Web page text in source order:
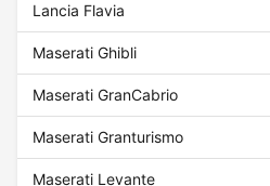
Lancia Flavia
Maserati Ghibli
Maserati GranCabrio
Maserati Granturismo
Maserati Levante